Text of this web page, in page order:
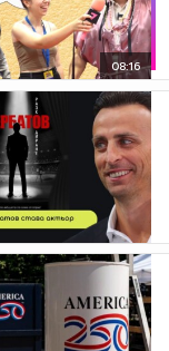
08:16